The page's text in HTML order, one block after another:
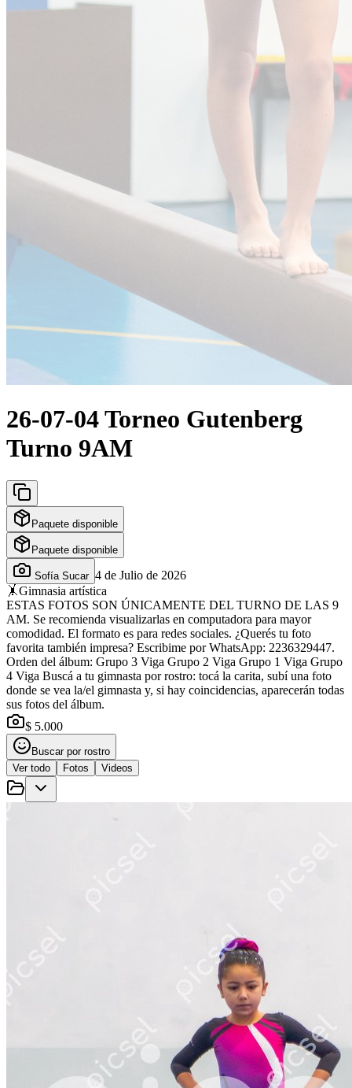
26-07-04 Torneo Gutenberg
Turno 9AM
Paquete disponible
Paquete disponible
Sofía Sucar 4 de Julio de 2026
🤸Gimnasia artística
ESTAS FOTOS SON ÚNICAMENTE DEL TURNO DE LAS 9
AM. Se recomienda visualizarlas en computadora para mayor
comodidad. El formato es para redes sociales. ¿Querés tu foto
favorita también impresa? Escribime por WhatsApp: 2236329447.
Orden del álbum: Grupo 3 Viga Grupo 2 Viga Grupo 1 Viga Grupo
4 Viga Buscá a tu gimnasta por rostro: tocá la carita, subí una foto
donde se vea la/el gimnasta y, si hay coincidencias, aparecerán todas
sus fotos del álbum.
$ 5.000
Buscar por rostro
Ver todo
Fotos Videos